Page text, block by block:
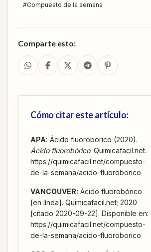
#Compuesto de la semana
Comparte esto:
Cómo citar este artículo:
APA: Ácido fluorobórico (2020).
Ácido fluorobórico. Quimicafacil.net.
https://quimicafacil.net/compuesto-
de-la-semana/acido-fluoroborico
VANCOUVER: Ácido fluorobórico
[en línea]. Quimicafacil.net; 2020
[citado 2020-09-22]. Disponible en:
https://quimicafacil.net/compuesto-
de-la-semana/acido-fluoroborico